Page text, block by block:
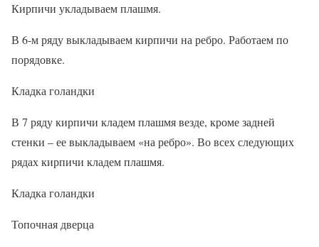
Кирпичи укладываем плашмя.
В 6-м ряду выкладываем кирпичи на ребро. Работаем по
порядовке.
Кладка голандки
В 7 ряду кирпичи кладем плашмя везде, кроме задней
стенки – ее выкладываем «на ребро». Во всех следующих
рядах кирпичи кладем плашмя.
Кладка голандки
Топочная дверца